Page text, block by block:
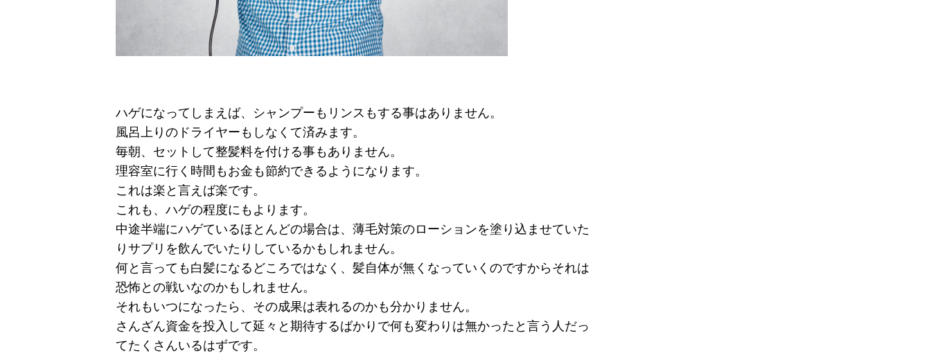
ハゲになってしまえば、シャンプーもリンスもする事はありません。
風呂上りのドライヤーもしなくて済みます。
毎朝、セットして整髪料を付ける事もありません。
理容室に行く時間もお金も節約できるようになります。
これは楽と言えば楽です。
これも、ハゲの程度にもよります。
中途半端にハゲているほとんどの場合は、薄毛対策のローションを塗り込ませていた
りサプリを飲んでいたりしているかもしれません。
何と言っても白髪になるどころではなく、髪自体が無くなっていくのですからそれは
恐怖との戦いなのかもしれません。
それもいつになったら、その成果は表れるのかも分かりません。
さんざん資金を投入して延々と期待するばかりで何も変わりは無かったと言う人だっ
てたくさんいるはずです。